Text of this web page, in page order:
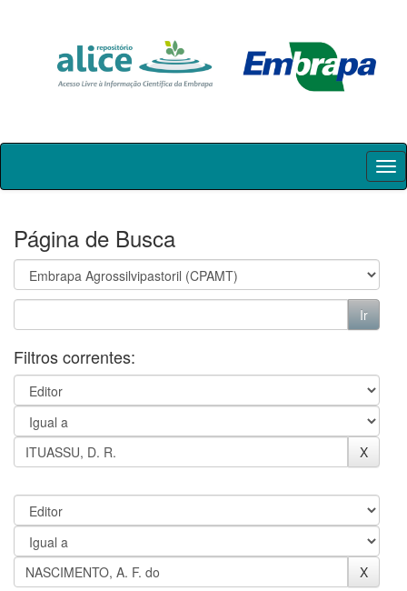
Skip
Página de Busca
Filtros correntes: